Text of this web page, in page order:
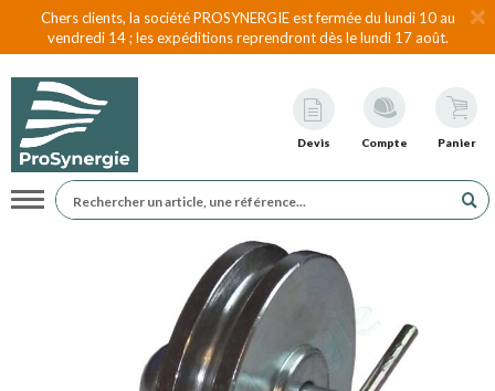
Chers clients, la société PROSYNERGIE est fermée du lundi 10 au
vendredi 14 ; les expéditions reprendront dès le lundi 17 août.
Devis Compte Panier
Navigation